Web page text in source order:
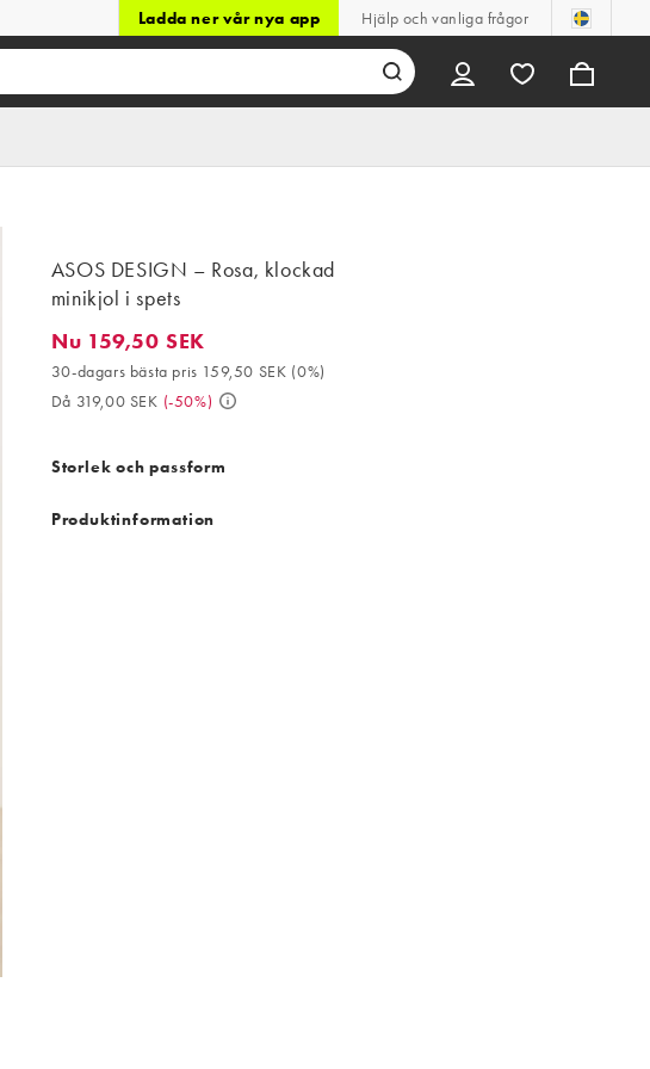
Ladda ner vår nya app Hjälp och vanliga frågor
ASOS DESIGN – Rosa, klockad
minikjol i spets
Nu 159,50 SEK. 30-dagars bästa pris 159,50 SEK (0%). Då 319,00 SEK. (-
Nu 159,50 SEK
30-dagars bästa pris 159,50 SEK (0%)
Då 319,00 SEK (-50%)
Storlek och passform
Produktinformation